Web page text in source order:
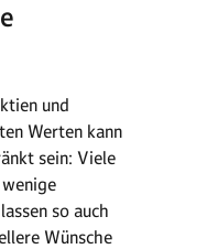
und
Werten kann
sein: Viele
so auch
Wünsche